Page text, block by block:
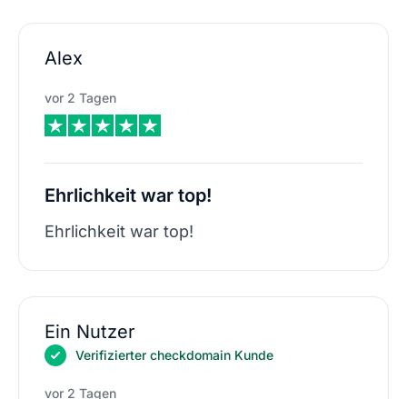
Alex
vor 2 Tagen
Ehrlichkeit war top!
Ehrlichkeit war top!
Ein Nutzer
Verifizierter checkdomain Kunde
vor 2 Tagen